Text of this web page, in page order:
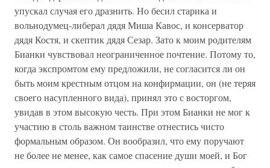
упускал случая его дразнить. Но бесил старика и
вольнодумец-либерал дядя Миша Кавос, и консерватор
дядя Костя, и скептик дядя Сезар. Зато к моим родителям
Бианки чувствовал неограниченное почтение. Потому то,
когда экспромтом ему предложили, не согласится ли он
быть моим крестным отцом на конфирмации, он (не теряя
своего насупленного вида), принял это с восторгом,
увидав в этом высокую честь. При этом Бианки не мог к
участию в столь важном таинстве отнестись чисто
формальным образом. Он вообразил, что ему поручают
не более не менее, как самое спасение души моей, и Бог